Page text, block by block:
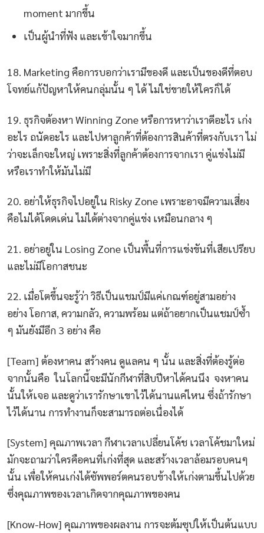
moment มากขึ้น
เป็นผู้นำที่ฟัง และเข้าใจมากขึ้น
18. Marketing คือการบอกว่าเรามีของดี และเป็นของดีที่ตอบ
โจทย์แก้ปัญหาให้คนกลุ่มนั้น ๆ ได้ ไม่ใช่ขายให้ใครก็ได้
19. ธุรกิจต้องหา Winning Zone หรือการหาว่าเราดีอะไร เก่ง
อะไร ถนัดอะไร และไปหาลูกค้าที่ต้องการสินค้าที่ตรงกับเรา ไม่
ว่าจะเล็กจะใหญ่ เพราะสิ่งที่ลูกค้าต้องการจากเรา คู่แข่งไม่มี
หรือเราทำให้มันไม่มี
20. อย่าให้ธุรกิจไปอยู่ใน Risky Zone เพราะอาจมีความเสี่ยง
คือไม่ได้โดดเด่น ไม่ได้ต่างจากคู่แข่ง เหมือนกลาง ๆ
21. อย่าอยู่ใน Losing Zone เป็นพื้นที่การแข่งขันที่เสียเปรียบ
และไม่มีโอกาสชนะ
22. เมื่อโตขึ้นจะรู้ว่า วิธีเป็นแชมป์มีแค่เกณฑ์อยู่สามอย่าง
อย่าง โอกาส, ความกลัว, ความพร้อม แต่ถ้าอยากเป็นแชมป์ซ้ำ
ๆ มันยังมีอีก 3 อย่าง คือ
[Team] ต้องหาคน สร้างคน ดูแลคน ๆ นั้น และสิ่งที่ต้องรู้ต่อ
จากนั้นคือ ในโลกนี้จะมีนักกีฬาที่สิบปีหาได้คนนึง จงหาคน
นั้นให้เจอ และดูว่าเรารักษาเขาไว้ได้นานแค่ไหน ซึ่งถ้ารักษา
ไว้ได้นาน การทำงานก็จะสามารถต่อเนื่องได้
[System] คุณภาพเวลา กีฬาเวลาเปลี่ยนโค้ช เวลาโค้ชมาใหม่
มักจะถามว่าใครคือคนที่เก่งที่สุด และสร้างเวลาล้อมรอบคนๆ
นั้น เพื่อให้คนเก่งได้ซัพพอร์ตคนรอบข้างให้เก่งตามขึ้นไปด้วย
ซึ่งคุณภาพของเวลาเกิดจากคุณภาพของคน
[Know-How] คุณภาพของผลงาน การจะต้มซุปให้เป็นต้นแบบ